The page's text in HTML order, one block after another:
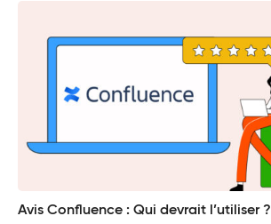
Avis Confluence : Qui devrait l’utiliser ?